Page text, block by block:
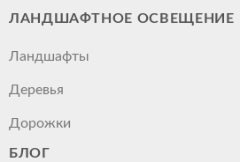
ЛАНДШАФТНОЕ ОСВЕЩЕНИЕ
Ландшафты
Деревья
Дорожки
БЛОГ